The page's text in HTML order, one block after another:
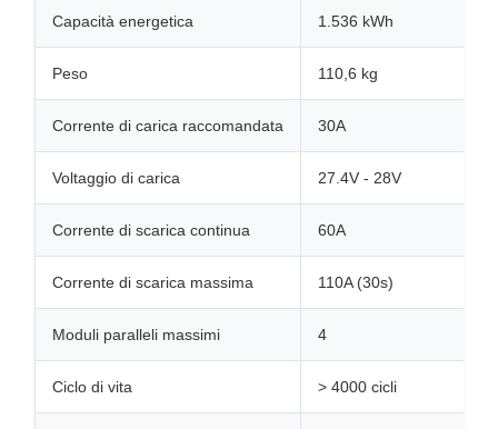
Capacità energetica 1.536 kWh
Peso 110,6 kg
Corrente di carica raccomandata 30A
Voltaggio di carica 27.4V - 28V
Corrente di scarica continua 60A
Corrente di scarica massima 110A (30s)
Moduli paralleli massimi 4
Ciclo di vita > 4000 cicli